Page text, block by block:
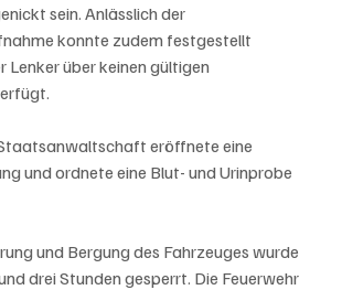
sein. Anlässlich der
konnte zudem festgestellt
Lenker über keinen gültigen
eröffnete eine
und ordnete eine Blut- und Urinprobe
und Bergung des Fahrzeuges wurde
drei Stunden gesperrt. Die Feuerwehr